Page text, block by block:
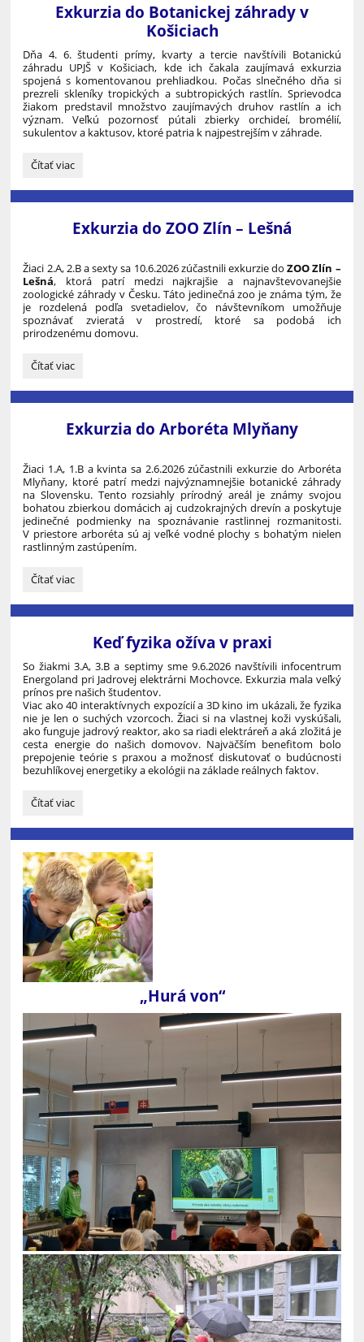
Exkurzia do Botanickej záhrady v
Košiciach
Dňa 4. 6. študenti prímy, kvarty a tercie navštívili Botanickú
záhradu UPJŠ v Košiciach, kde ich čakala zaujímavá exkurzia
spojená s komentovanou prehliadkou. Počas slnečného dňa si
prezreli skleníky tropických a subtropických rastlín. Sprievodca
žiakom predstavil množstvo zaujímavých druhov rastlín a ich
význam. Veľkú pozornosť pútali zbierky orchideí, bromélií,
sukulentov a kaktusov, ktoré patria k najpestrejším v záhrade.
Exkurzia
Botanickej
Košiciach:
Čítať viac
Exkurzia do ZOO Zlín – Lešná
Žiaci 2.A, 2.B a sexty sa 10.6.2026 zúčastnili exkurzie doZOO Zlín –
Lešná, ktorá patrí medzi najkrajšie a najnavštevovanejšie
zoologické záhrady v Česku. Táto jedinečná zoo je známa tým, že
je rozdelená podľa svetadielov, čo návštevníkom umožňuje
spoznávať zvieratá v prostredí, ktoré sa podobá ich
prirodzenému domovu.
Exkurzia
ZOO
Čítať viac
Exkurzia do Arboréta Mlyňany
Žiaci 1.A, 1.B a kvinta sa 2.6.2026 zúčastnili exkurzie do Arboréta
Mlyňany, ktoré patrí medzi najvýznamnejšie botanické záhrady
na Slovensku. Tento rozsiahly prírodný areál je známy svojou
bohatou zbierkou domácich aj cudzokrajných drevín a poskytuje
jedinečné podmienky na spoznávanie rastlinnej rozmanitosti.
V priestore arboréta sú aj veľké vodné plochy s bohatým nielen
rastlinným zastúpením.
Exkurzia
Arboréta
Čítať viac
Keď fyzika ožíva v praxi
So žiakmi 3.A, 3.B a septimy sme 9.6.2026 navštívili infocentrum
Energoland pri Jadrovej elektrárni Mochovce. Exkurzia mala veľký
prínos pre našich študentov.
Viac ako 40 interaktívnych expozícií a 3D kino im ukázali, že fyzika
nie je len o suchých vzorcoch. Žiaci si na vlastnej koži vyskúšali,
ako funguje jadrový reaktor, ako sa riadi elektráreň a aká zložitá je
cesta energie do našich domovov. Najväčším benefitom bolo
prepojenie teórie s praxou a možnosť diskutovať o budúcnosti
bezuhlíkovej energetiky a ekológii na základe reálnych faktov.
Keď
ožíva
praxi:
Čítať viac
„Hurá von“